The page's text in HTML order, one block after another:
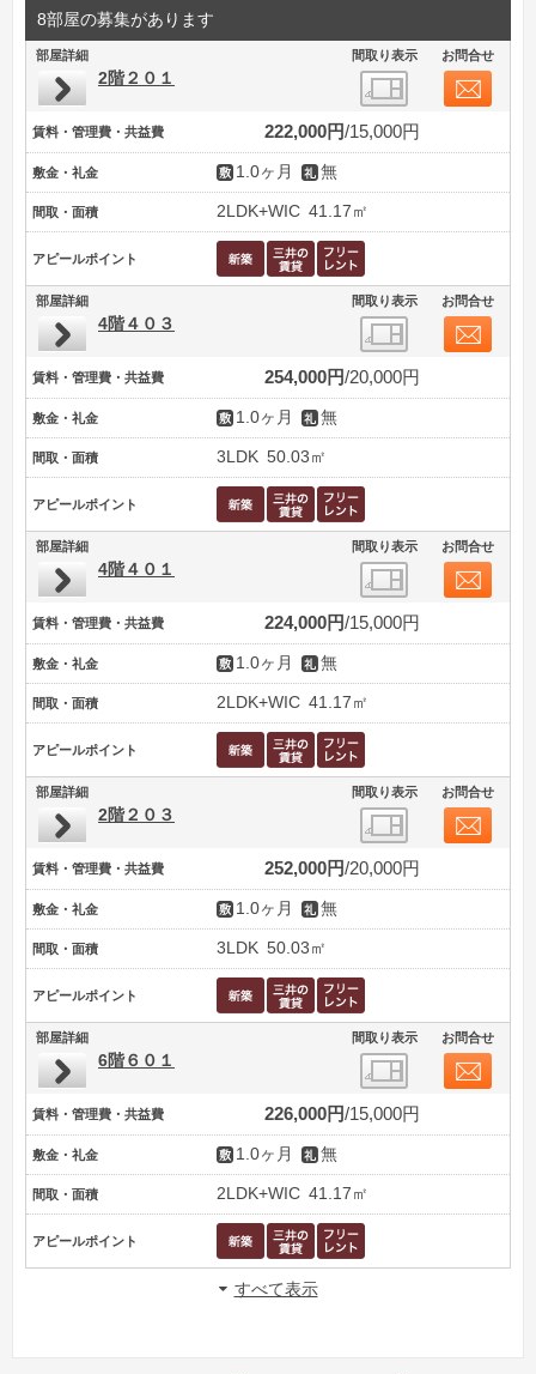
8部屋の募集があります
部屋詳細 間取り表示 お問合せ
2階２０１
賃料・管理費・共益費 222,000円 15,000円
敷金・礼金 1.0ヶ月 無
間取・面積 2LDK+WIC 41.17㎡
アピールポイント
部屋詳細 間取り表示 お問合せ
4階４０３
賃料・管理費・共益費 254,000円 20,000円
敷金・礼金 1.0ヶ月 無
間取・面積 3LDK 50.03㎡
アピールポイント
部屋詳細 間取り表示 お問合せ
4階４０１
賃料・管理費・共益費 224,000円 15,000円
敷金・礼金 1.0ヶ月 無
間取・面積 2LDK+WIC 41.17㎡
アピールポイント
部屋詳細 間取り表示 お問合せ
2階２０３
賃料・管理費・共益費 252,000円 20,000円
敷金・礼金 1.0ヶ月 無
間取・面積 3LDK 50.03㎡
アピールポイント
部屋詳細 間取り表示 お問合せ
6階６０１
賃料・管理費・共益費 226,000円 15,000円
敷金・礼金 1.0ヶ月 無
間取・面積 2LDK+WIC 41.17㎡
アピールポイント
すべて表示